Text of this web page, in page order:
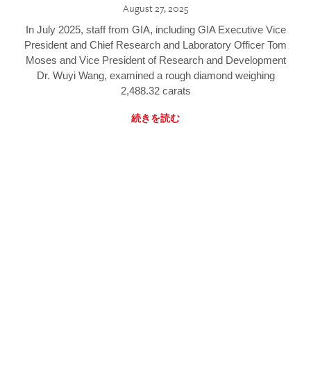
August 27, 2025
In July 2025, staff from GIA, including GIA Executive Vice
President and Chief Research and Laboratory Officer Tom
Moses and Vice President of Research and Development
Dr. Wuyi Wang, examined a rough diamond weighing
2,488.32 carats
続きを読む